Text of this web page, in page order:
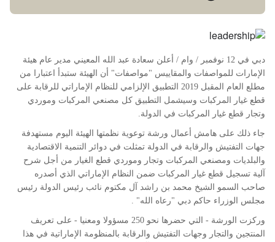
دبي في 12 نوفمبر / وام / أعلن سعادة عبد الله المعيني مدير عام هيئة
الإمارات للمواصفات والمقاييس "مواصفات" أن الهيئة ستبدأ اعتبارا من
مطلع العام المقبل 2019 التطبيق الإلزامي للنظام الإماراتي للرقابة على
قطع غيار المركبات وسيشمل التطبيق كل مصنعي المركبات وموردي
وتجار قطع غيار المركبات في الدولة.
جاء ذلك على هامش أعمال ورشة توعوية نظمتها الهيئة اليوم مستهدفة
جهات التفتيش والرقابة في الدولة تمثلت في دوائر التنمية الاقتصادية
والبلديات ومصنعي المركبات وتجار وموردي قطع الغيار من أجل شرح
آلية تسجيل قطع غيار المركبات ضمن النظام الإماراتي الذي أصدره
صاحب السمو الشيخ محمد بن راشد آل مكتوم نائب رئيس الدولة رئيس
مجلس الوزراء حاكم دبي "رعاه الله" .
وركزت الورشة - التي حضرها نحو 250 مسؤولا ومعنيا - على تعريف
المنتجين والتجار وجهات التفتيش والرقابة بالمنظومة الإماراتية في هذا